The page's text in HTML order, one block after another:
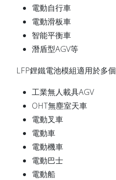
電動自行車
電動滑板車
智能平衡車
潛盾型AGV等
LFP鋰鐵電池模組適用於多
工業無人載具AGV
OHT無塵室天車
電動叉車
電動車
電動機車
電動巴士
電動船